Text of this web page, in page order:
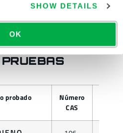
SHOW DETAILS
OK
PLUS
probado
Número
CAS